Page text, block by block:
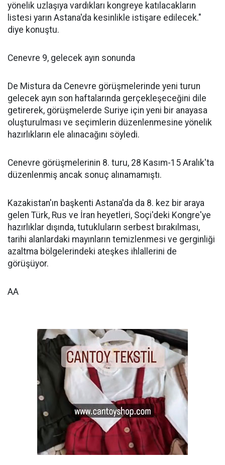
yönelik uzlaşıya vardıkları kongreye katılacakların
listesi yarın Astana'da kesinlikle istişare edilecek."
diye konuştu.
Cenevre 9, gelecek ayın sonunda
De Mistura da Cenevre görüşmelerinde yeni turun
gelecek ayın son haftalarında gerçekleşeceğini dile
getirerek, görüşmelerde Suriye için yeni bir anayasa
oluşturulması ve seçimlerin düzenlenmesine yönelik
hazırlıkların ele alınacağını söyledi.
Cenevre görüşmelerinin 8. turu, 28 Kasım-15 Aralık'ta
düzenlenmiş ancak sonuç alınamamıştı.
Kazakistan'ın başkenti Astana'da da 8. kez bir araya
gelen Türk, Rus ve İran heyetleri, Soçi'deki Kongre'ye
hazırlıklar dışında, tutukluların serbest bırakılması,
tarihi alanlardaki mayınların temizlenmesi ve gerginliği
azaltma bölgelerindeki ateşkes ihlallerini de
görüşüyor.
AA